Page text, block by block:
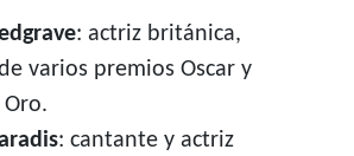
: actriz británica,
varios premios Oscar y
: cantante y actriz